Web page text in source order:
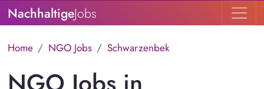
NachhaltigeJobs
Home NGO Jobs Schwarzenbek